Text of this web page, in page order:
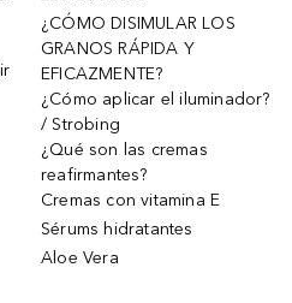
¿CÓMO DISIMULAR LOS
GRANOS RÁPIDA Y
EFICAZMENTE?
¿Cómo aplicar el iluminador?
/ Strobing
¿Qué son las cremas
reafirmantes?
Cremas con vitamina E
Sérums hidratantes
Aloe Vera